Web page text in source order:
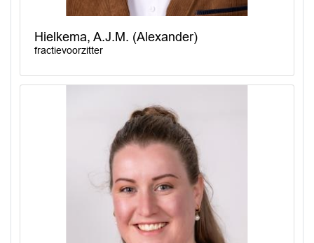
Hielkema, A.J.M. (Alexander)
fractievoorzitter